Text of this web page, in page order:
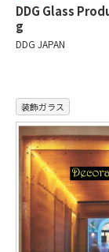
DDG Glass
g
DDG JAPAN
装飾ガラス